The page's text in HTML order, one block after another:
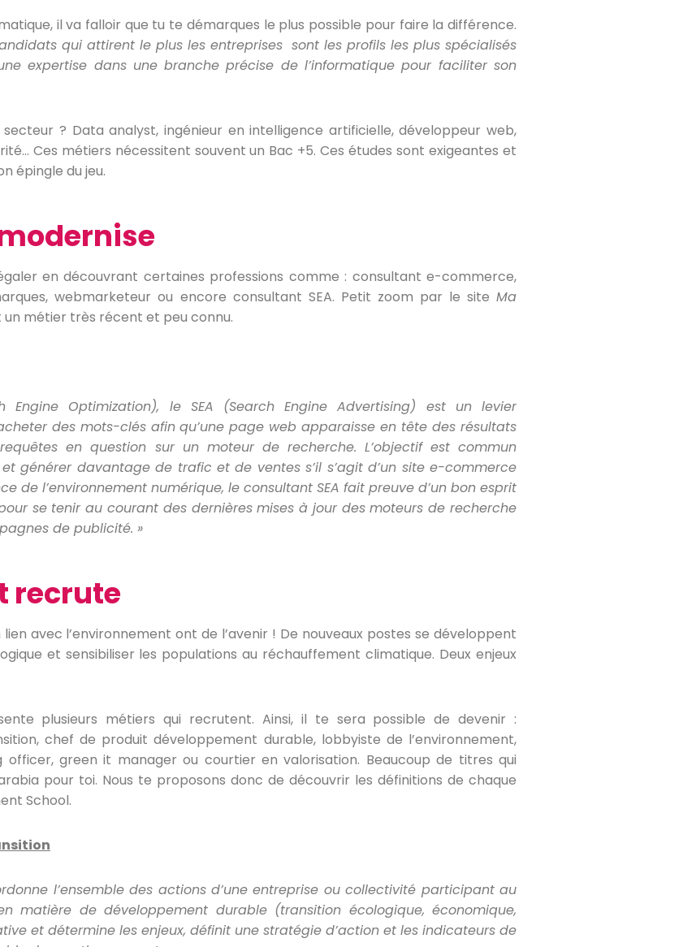
il va falloir que tu te démarques le plus possible pour faire la différence.
qui attirent le plus les entreprises sont les profils les plus spécialisés
expertise dans une branche précise de l’informatique pour faciliter son
? Data analyst, ingénieur en intelligence artificielle, développeur web,
Ces métiers nécessitent souvent un Bac +5. Ces études sont exigeantes et
épingle du jeu.
en découvrant certaines professions comme : consultant e-commerce,
webmarketeur ou encore consultant SEA. Petit zoom par le site Ma
un métier très récent et peu connu.
Engine Optimization), le SEA (Search Engine Advertising) est un levier
des mots-clés afin qu’une page web apparaisse en tête des résultats
en question sur un moteur de recherche. L’objectif est commun
générer davantage de trafic et de ventes s’il s’agit d’un site e-commerce
de l’environnement numérique, le consultant SEA fait preuve d’un bon esprit
se tenir au courant des dernières mises à jour des moteurs de recherche
de publicité. »
recrute
avec l’environnement ont de l’avenir ! De nouveaux postes se développent
et sensibiliser les populations au réchauffement climatique. Deux enjeux
plusieurs métiers qui recrutent. Ainsi, il te sera possible de devenir :
chef de produit développement durable, lobbyiste de l’environnement,
green it manager ou courtier en valorisation. Beaucoup de titres qui
pour toi. Nous te proposons donc de découvrir les définitions de chaque
School.
l’ensemble des actions d’une entreprise ou collectivité participant au
matière de développement durable (transition écologique, économique,
et détermine les enjeux, définit une stratégie d’action et les indicateurs de